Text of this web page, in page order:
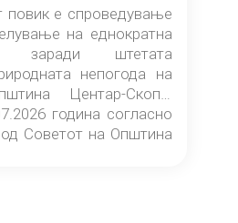
на Општина
повик е спроведување
на еднократна
заради штетата
непогода на
Центар-Скопје
година согласно
Советот на Општина